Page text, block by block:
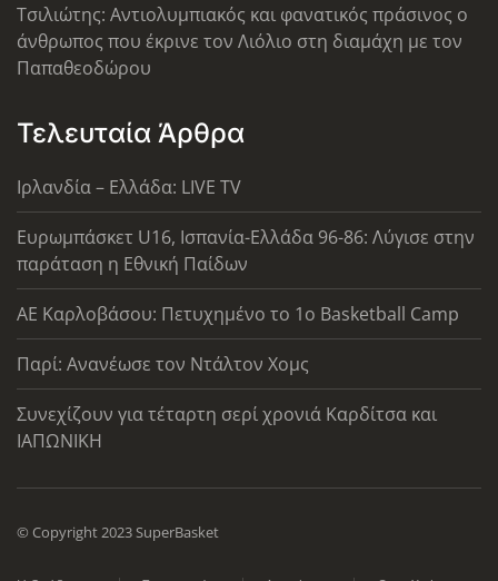
Τσιλιώτης: Αντιολυμπιακός και φανατικός πράσινος ο
άνθρωπος που έκρινε τον Λιόλιο στη διαμάχη με τον
Παπαθεοδώρου
Τελευταία Άρθρα
Ιρλανδία – Ελλάδα: LIVE TV
Ευρωμπάσκετ U16, Ισπανία-Ελλάδα 96-86: Λύγισε στην
παράταση η Εθνική Παίδων
ΑΕ Καρλοβάσου: Πετυχημένο το 1ο Basketball Camp
Παρί: Ανανέωσε τον Ντάλτον Χομς
Συνεχίζουν για τέταρτη σερί χρονιά Καρδίτσα και
ΙΑΠΩΝΙΚΗ
© Copyright 2023 SuperBasket